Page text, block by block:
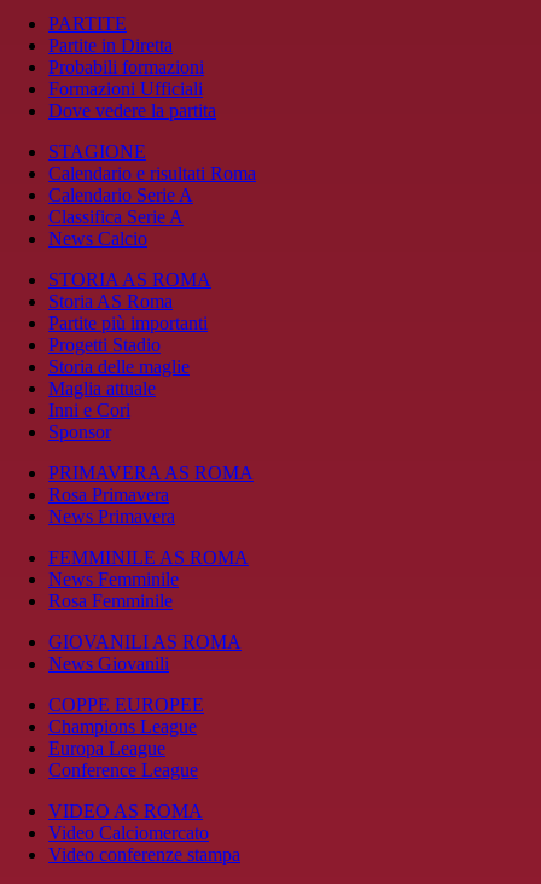
PARTITE
Partite in Diretta
Probabili formazioni
Formazioni Ufficiali
Dove vedere la partita
STAGIONE
Calendario e risultati Roma
Calendario Serie A
Classifica Serie A
News Calcio
STORIA AS ROMA
Storia AS Roma
Partite più importanti
Progetti Stadio
Storia delle maglie
Maglia attuale
Inni e Cori
Sponsor
PRIMAVERA AS ROMA
Rosa Primavera
News Primavera
FEMMINILE AS ROMA
News Femminile
Rosa Femminile
GIOVANILI AS ROMA
News Giovanili
COPPE EUROPEE
Champions League
Europa League
Conference League
VIDEO AS ROMA
Video Calciomercato
Video conferenze stampa